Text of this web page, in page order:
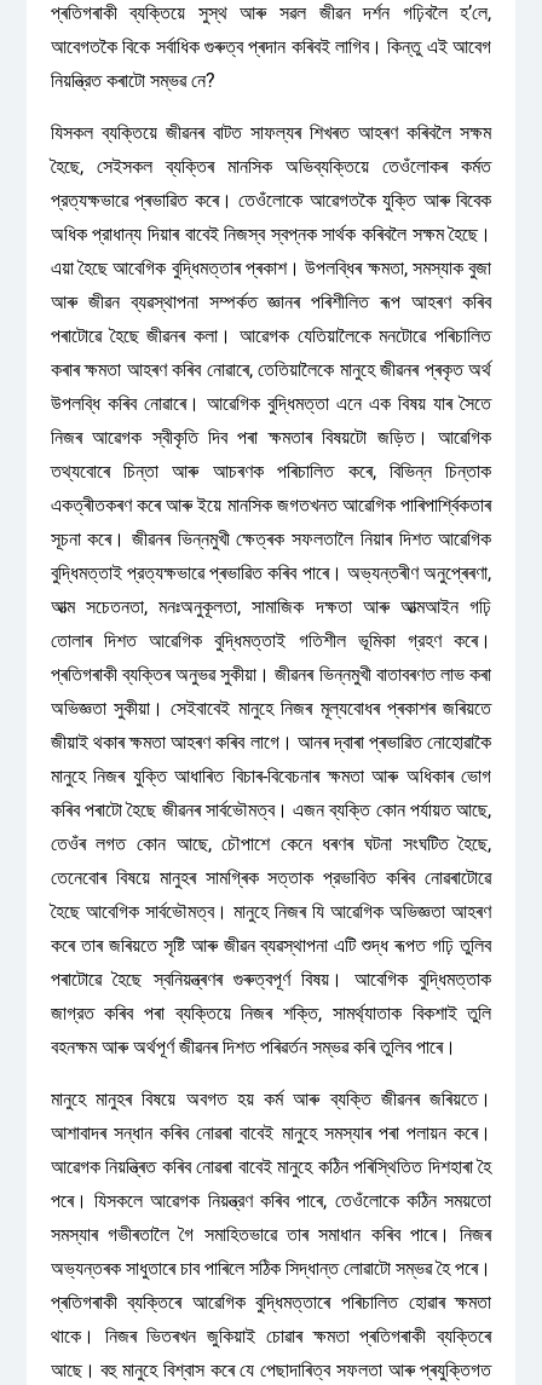
প্ৰতিগৰাকী ব্যক্তিয়ে সুস্থ আৰু সৱল জীৱন দৰ্শন গঢ়িবলৈ হ’লে,
আবেগতকৈ বিকে সর্বাধিক গুৰুত্ব প্ৰদান কৰিবই লাগিব। কিন্তু এই আবেগ
নিয়ন্ত্রিত কৰাটো সম্ভৱ নে?
যিসকল ব্যক্তিয়ে জীৱনৰ বাটত সাফল্যৰ শিখৰত আহৰণ কৰিবলৈ সক্ষম
হৈছে, সেইসকল ব্যক্তিৰ মানসিক অভিব্যক্তিয়ে তেওঁলোকৰ কৰ্মত
প্রত্যক্ষভাৱে প্ৰভাৱিত কৰে। তেওঁলোকে আৱেগতকৈ যুক্তি আৰু বিবেক
অধিক প্রাধান্য দিয়াৰ বাবেই নিজস্ব স্বপ্নক সাৰ্থক কৰিবলৈ সক্ষম হৈছে।
এয়া হৈছে আবেগিক বুদ্ধিমত্তাৰ প্ৰকাশ। উপলব্ধিৰ ক্ষমতা, সমস্যাক বুজা
আৰু জীৱন ব্যৱস্থাপনা সম্পর্কত জ্ঞানৰ পৰিশীলিত ৰূপ আহৰণ কৰিব
পৰাটোৱে হৈছে জীৱনৰ কলা। আৱেগক যেতিয়ালৈকে মনটোৱে পৰিচালিত
কৰাৰ ক্ষমতা আহৰণ কৰিব নোৱাৰে, তেতিয়ালৈকে মানুহে জীৱনৰ প্ৰকৃত অর্থ
উপলব্ধি কৰিব নোৱাৰে। আৱেগিক বুদ্ধিমত্তা এনে এক বিষয় যাৰ সৈতে
নিজৰ আৱেগক স্বীকৃতি দিব পৰা ক্ষমতাৰ বিষয়টো জড়িত। আৱেগিক
তথ্যবোৰে চিন্তা আৰু আচৰণক পৰিচালিত কৰে, বিভিন্ন চিন্তাক
একত্ৰীতকৰণ কৰে আৰু ইয়ে মানসিক জগতখনত আৱেগিক পাৰিপাৰ্শ্বিকতাৰ
সূচনা কৰে। জীৱনৰ ভিন্নমুখী ক্ষেত্ৰক সফলতালৈ নিয়াৰ দিশত আৱেগিক
বুদ্ধিমত্তাই প্রত্যক্ষভাৱে প্ৰভাৱিত কৰিব পাৰে। অভ্যন্তৰীণ অনুপ্ৰেৰণা,
আত্ম সচেতনতা, মনঃঅনুকূলতা, সামাজিক দক্ষতা আৰু আত্মআইন গঢ়ি
তোলাৰ দিশত আৱেগিক বুদ্ধিমত্তাই গতিশীল ভূমিকা গ্রহণ কৰে।
প্ৰতিগৰাকী ব্যক্তিৰ অনুভৱ সুকীয়া। জীৱনৰ ভিন্নমুখী বাতাবৰণত লাভ কৰা
অভিজ্ঞতা সুকীয়া। সেইবাবেই মানুহে নিজৰ মূল্যবোধৰ প্ৰকাশৰ জৰিয়তে
জীয়াই থকাৰ ক্ষমতা আহৰণ কৰিব লাগে। আনৰ দ্বাৰা প্ৰভাৱিত নোহোৱাকৈ
মানুহে নিজৰ যুক্তি আধাৰিত বিচাৰ-বিবেচনাৰ ক্ষমতা আৰু অধিকাৰ ভোগ
কৰিব পৰাটো হৈছে জীৱনৰ সাৰ্বভৌমত্ব। এজন ব্যক্তি কোন পর্যায়ত আছে,
তেওঁৰ লগত কোন আছে, চৌপাশে কেনে ধৰণৰ ঘটনা সংঘটিত হৈছে,
তেনেবোৰ বিষয়ে মানুহৰ সামগ্ৰিক সত্তাক প্রভাবিত কৰিব নোৱৰাটোৱে
হৈছে আবেগিক সার্বভৌমত্ব। মানুহে নিজৰ যি আৱেগিক অভিজ্ঞতা আহৰণ
কৰে তাৰ জৰিয়তে সৃষ্টি আৰু জীৱন ব্যৱস্থাপনা এটি শুদ্ধ ৰূপত গঢ়ি তুলিব
পৰাটোৱে হৈছে স্বনিয়ন্ত্ৰণৰ গুৰুত্বপূৰ্ণ বিষয়। আবেগিক বুদ্ধিমত্তাক
জাগ্রত কৰিব পৰা ব্যক্তিয়ে নিজৰ শক্তি, সামর্থ্যাতাক বিকশাই তুলি
বহনক্ষম আৰু অৰ্থপূৰ্ণ জীৱনৰ দিশত পৰিৱৰ্তন সম্ভৱ কৰি তুলিব পাৰে।
মানুহে মানুহৰ বিষয়ে অবগত হয় কৰ্ম আৰু ব্যক্তি জীৱনৰ জৰিয়তে।
আশাবাদৰ সন্ধান কৰিব নোৱৰা বাবেই মানুহে সমস্যাৰ পৰা পলায়ন কৰে।
আৱেগক নিয়ন্ত্ৰিত কৰিব নোৱৰা বাবেই মানুহে কঠিন পৰিস্থিতিত দিশহাৰা হৈ
পৰে। যিসকলে আৱেগক নিয়ন্ত্রণ কৰিব পাৰে, তেওঁলোকে কঠিন সময়তো
সমস্যাৰ গভীৰতালৈ গৈ সমাহিতভাৱে তাৰ সমাধান কৰিব পাৰে। নিজৰ
অভ্যন্তৰক সাধুতাৰে চাব পাৰিলে সঠিক সিদ্ধান্ত লোৱাটো সম্ভৱ হৈ পৰে।
প্ৰতিগৰাকী ব্যক্তিৰে আৱেগিক বুদ্ধিমত্তাৰে পৰিচালিত হোৱাৰ ক্ষমতা
থাকে। নিজৰ ভিতৰখন জুকিয়াই চোৱাৰ ক্ষমতা প্ৰতিগৰাকী ব্যক্তিৰে
আছে। বহু মানুহে বিশ্বাস কৰে যে পেছাদাৰিত্ব সফলতা আৰু প্ৰযুক্তিগত